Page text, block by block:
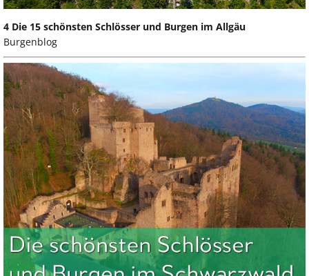
4 Die 15 schönsten Schlösser und Burgen im Allgäu
Burgenblog